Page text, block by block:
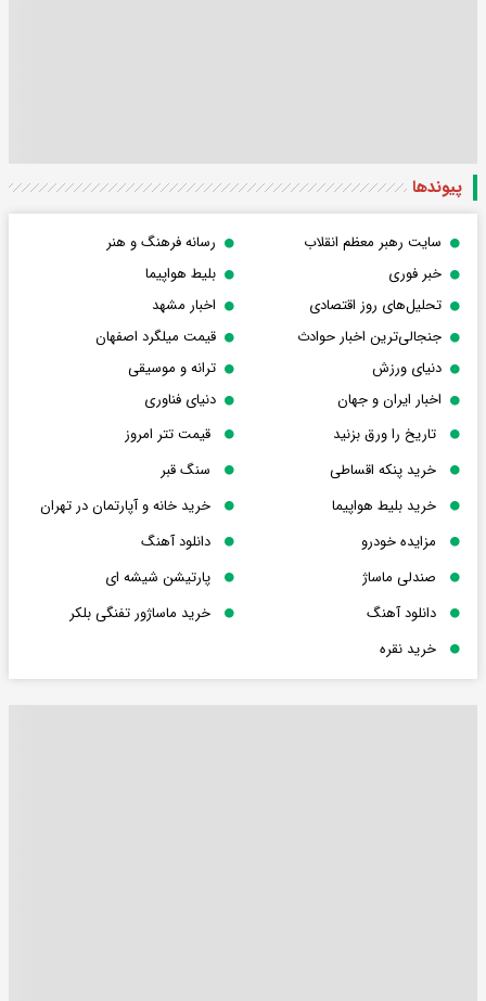
پیوندها
سایت رهبر معظم انقلاب
رسانه فرهنگ و هنر
خبر فوری
بلیط هواپیما
تحلیل‌های روز اقتصادی
اخبار مشهد
جنجالی‌ترین اخبار حوادث
قیمت میلگرد اصفهان
دنیای ورزش
ترانه و موسیقی
اخبار ایران و جهان
دنیای فناوری
تاریخ را ورق بزنید
قیمت تتر امروز
خرید پنکه اقساطی
سنگ قبر
خرید بلیط هواپیما
خرید خانه و آپارتمان در تهران
مزایده خودرو
دانلود آهنگ
صندلی ماساژ
پارتیشن شیشه ای
دانلود آهنگ
خرید ماساژور تفنگی بلکر
خرید نقره